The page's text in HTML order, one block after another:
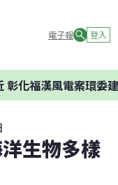
電子報 登入
漢風電案環委建議不
生物多樣